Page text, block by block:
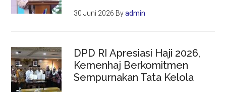
30 Juni 2026 Byadmin
DPD RI Apresiasi Haji 2026,
Kemenhaj Berkomitmen
Sempurnakan Tata Kelola